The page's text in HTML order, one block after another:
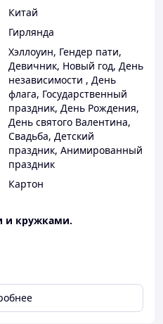
Китай
Гирлянда
Хэллоуин, Гендер пати,
Девичник, Новый год, День
независимости , День
флага, Государственный
праздник, День Рождения,
День святого Валентина,
Свадьба, Детский
праздник, Анимированный
праздник
Картон
и кружками.